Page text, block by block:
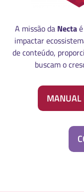
A missão da Nectaé
impactar
de conteúdo,
buscam o
MANUAL